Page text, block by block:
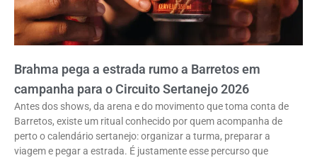
Brahma pega a estrada rumo a Barretos em
campanha para o Circuito Sertanejo 2026
Antes dos shows, da arena e do movimento que toma conta de
Barretos, existe um ritual conhecido por quem acompanha de
perto o calendário sertanejo: organizar a turma, preparar a
viagem e pegar a estrada. É justamente esse percurso que